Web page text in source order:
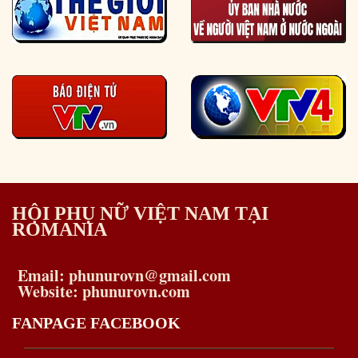
HỘI PHỤ NỮ VIỆT NAM TẠI
ROMANIA
Email: phunurovn@gmail.com
Website: phunurovn.com
FANPAGE FACEBOOK